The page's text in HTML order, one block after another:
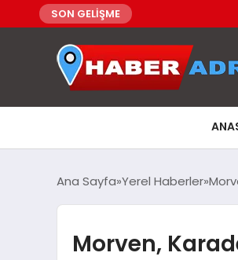
SON GELİŞME
Ana Sayfa Yerel Haberler
Morven,